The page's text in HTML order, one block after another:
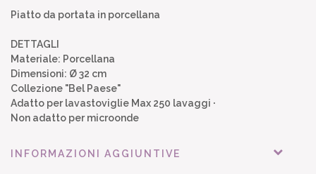
Piatto da portata in porcellana
DETTAGLI
Materiale: Porcellana
Dimensioni: Ø 32 cm
Collezione "Bel Paese"
Adatto per lavastoviglie Max 250 lavaggi ·
Non adatto per microonde
INFORMAZIONI AGGIUNTIVE